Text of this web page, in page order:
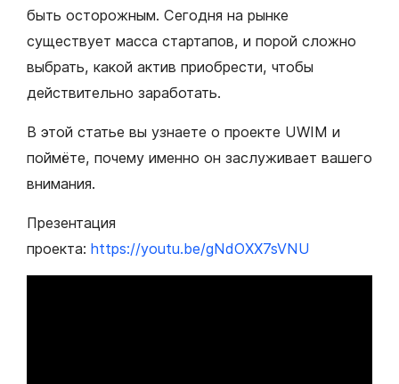
быть осторожным. Сегодня на рынке
существует масса стартапов, и порой сложно
выбрать, какой актив приобрести, чтобы
действительно заработать.
В этой статье вы узнаете о проекте UWIM и
поймёте, почему именно он заслуживает вашего
внимания.
Презентация
проекта: https://youtu.be/gNdOXX7sVNU